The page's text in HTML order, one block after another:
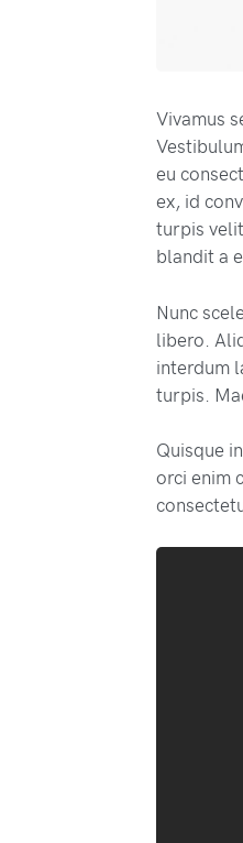
Vivamus
eu
ex, id
turpis
blandit a
Nunc
libero.
interdum
turpis.
Quisque
orci enim